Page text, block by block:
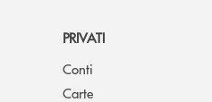
PRIVATI
Conti
Carte